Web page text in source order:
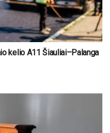
kelio A11 Šiauliai–Palanga